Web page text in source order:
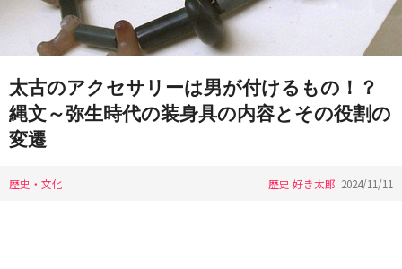
太古のアクセサリーは男が付けるもの！？
縄文～弥生時代の装身具の内容とその役割の
変遷
歴史・文化 歴史 好き太郎 2024/11/11